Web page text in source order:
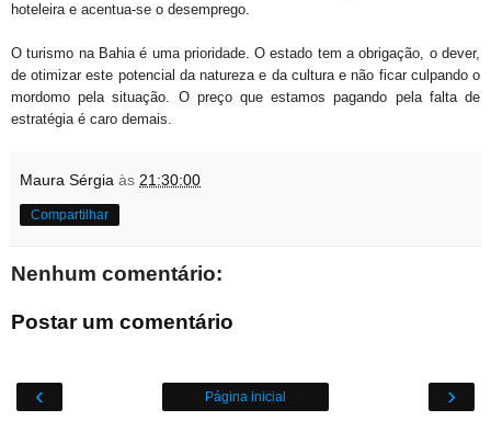
hoteleira e acentua-se o desemprego.
O turismo na Bahia é uma prioridade. O estado tem a obrigação, o dever,
de otimizar este potencial da natureza e da cultura e não ficar culpando o
mordomo pela situação. O preço que estamos pagando pela falta de
estratégia é caro demais.
Maura Sérgia às 21:30:00
Compartilhar
Nenhum comentário:
Postar um comentário
‹ ›
Página inicial